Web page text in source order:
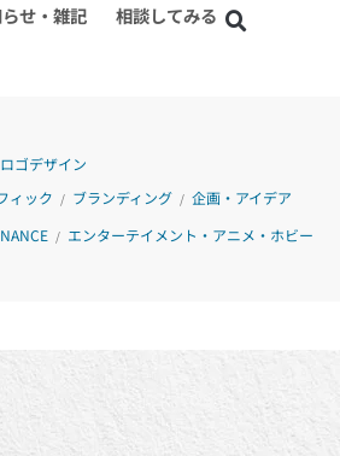
せ・雑記 相談してみる
ロゴデザイン
ィック / ブランディング / 企画・アイデア
/ エンターテイメント・アニメ・ホビー